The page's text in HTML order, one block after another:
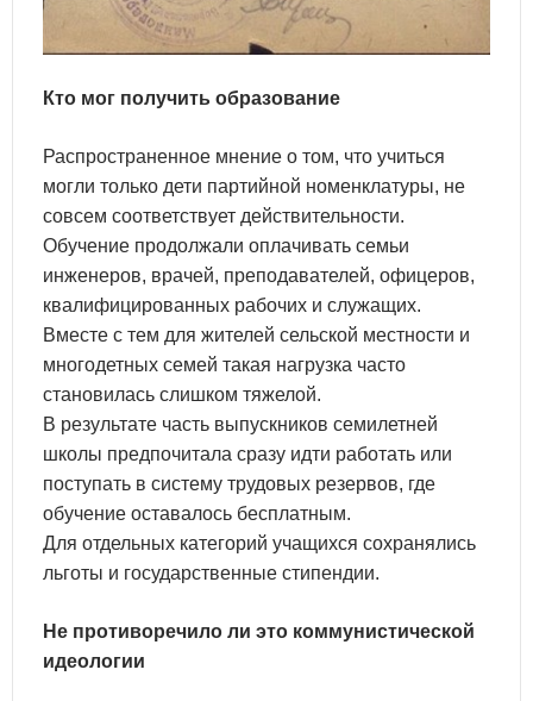
Кто мог получить образование
Распространенное мнение о том, что учиться
могли только дети партийной номенклатуры, не
совсем соответствует действительности.
Обучение продолжали оплачивать семьи
инженеров, врачей, преподавателей, офицеров,
квалифицированных рабочих и служащих.
Вместе с тем для жителей сельской местности и
многодетных семей такая нагрузка часто
становилась слишком тяжелой.
В результате часть выпускников семилетней
школы предпочитала сразу идти работать или
поступать в систему трудовых резервов, где
обучение оставалось бесплатным.
Для отдельных категорий учащихся сохранялись
льготы и государственные стипендии.
Не противоречило ли это коммунистической
идеологии